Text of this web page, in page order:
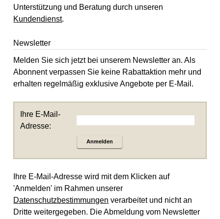
Unterstützung und Beratung durch unseren
Kundendienst.
Newsletter
Melden Sie sich jetzt bei unserem Newsletter an. Als
Abonnent verpassen Sie keine Rabattaktion mehr und
erhalten regelmäßig exklusive Angebote per E-Mail.
Ihre E-Mail-
Adresse:
Anmelden
Ihre E-Mail-Adresse wird mit dem Klicken auf
'Anmelden' im Rahmen unserer
Datenschutzbestimmungen verarbeitet und nicht an
Dritte weitergegeben. Die Abmeldung vom Newsletter